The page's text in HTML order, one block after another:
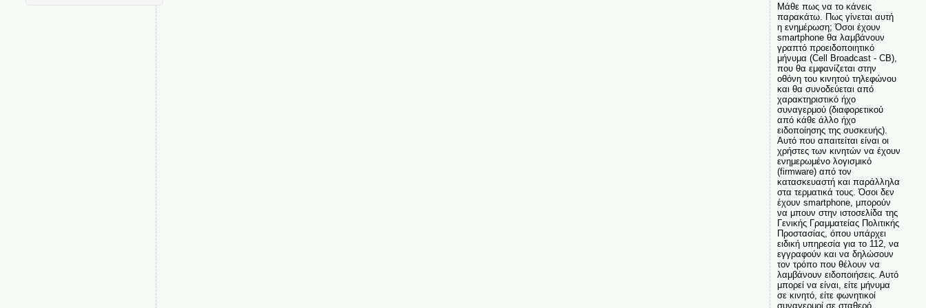
Μάθε πως να το κάνεις
παρακάτω. Πως γίνεται αυτή
η ενημέρωση; Όσοι έχουν
smartphone θα λαμβάνουν
γραπτό προειδοποιητικό
μήνυμα (Cell Broadcast - CB),
που θα εμφανίζεται στην
οθόνη του κινητού τηλεφώνου
και θα συνοδεύεται από
χαρακτηριστικό ήχο
συναγερμού (διαφορετικού
από κάθε άλλο ήχο
ειδοποίησης της συσκευής).
Αυτό που απαιτείται είναι οι
χρήστες των κινητών να έχουν
ενημερωμένο λογισμικό
(firmware) από τον
κατασκευαστή και παράλληλα
στα τερματικά τους. Όσοι δεν
έχουν smartphone, μπορούν
να μπουν στην ιστοσελίδα της
Γενικής Γραμματείας Πολιτικής
Προστασίας, όπου υπάρχει
ειδική υπηρεσία για το 112, να
εγγραφούν και να δηλώσουν
τον τρόπο που θέλουν να
λαμβάνουν ειδοποιήσεις. Αυτό
μπορεί να είναι, είτε μήνυμα
σε κινητό, είτε φωνητικοί
συναγερμοί σε σταθερό